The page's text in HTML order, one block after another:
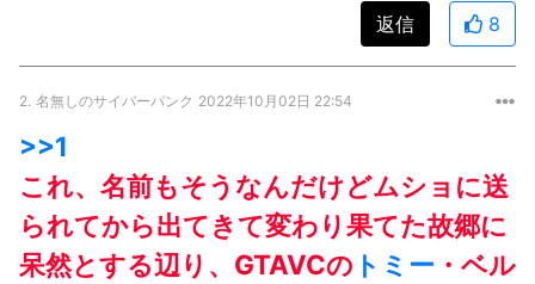
返信
8
2. 名無しのサイバーパンク 2022年10月02日 22:54
>>1
これ、名前もそうなんだけどムショに送
られてから出てきて変わり果てた故郷に
呆然とする辺り、GTAVCの トミー ・ベル